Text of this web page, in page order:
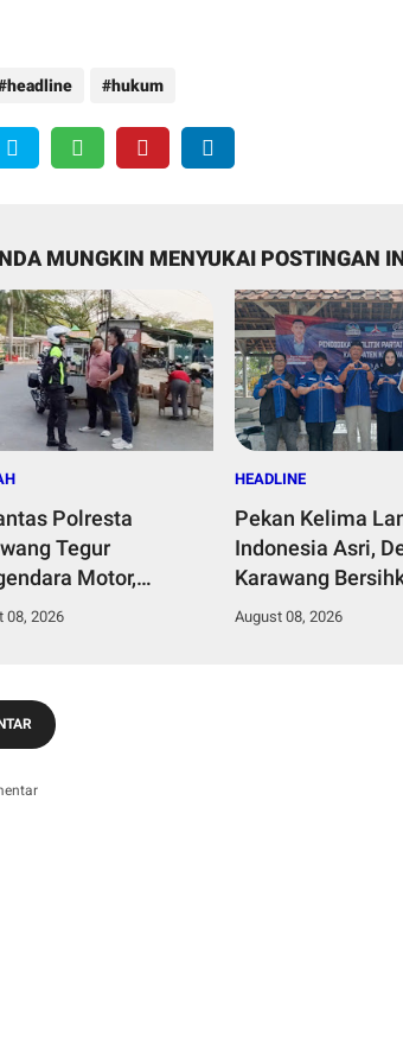
headline hukum
MUNGKIN MENYUKAI POSTINGAN
Polresta
Tegur
Motor,
Bahaya Ugal-
08, 2026
HEADLINE
Pekan Kelima
Indonesia Asri,
Karawang
Leuweung Djati
August 08, 2026